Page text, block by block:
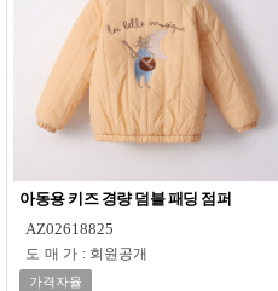
아동용 키즈 경량 덤블 패딩 점퍼
AZ02618825
도매가 : 회원공개
가격자율